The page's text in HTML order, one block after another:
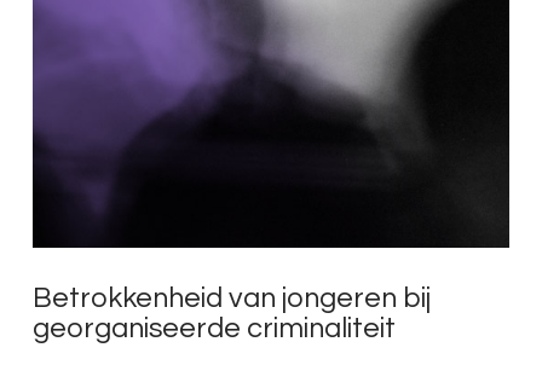
Betrokkenheid van jongeren bij
georganiseerde criminaliteit